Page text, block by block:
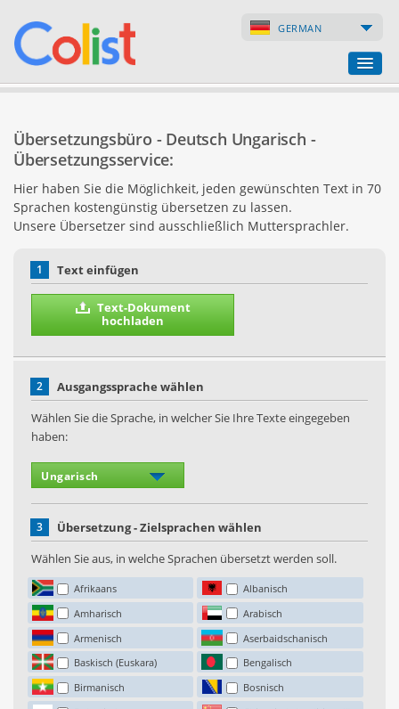
GERMAN
Firmenverzeichnis
Webseiten
Internet-Shops
Übersetzungsbüro - Deutsch Ungarisch -
Übersetzungsservice:
Hier haben Sie die Möglichkeit, jeden gewünschten Text in 70
Sprachen kostengünstig übersetzen zu lassen.
Unsere Übersetzer sind ausschließlich Muttersprachler.
1 Text einfügen
Text-Dokument
hochladen
2
Ausgangssprache wählen
Wählen Sie die Sprache, in welcher Sie Ihre Texte eingegeben
haben:
3
Übersetzung - Zielsprachen wählen
Wählen Sie aus, in welche Sprachen übersetzt werden soll.
Afrikaans
Albanisch
Amharisch
Arabisch
Armenisch
Aserbaidschanisch
Baskisch (Euskara)
Bengalisch
Birmanisch
Bosnisch